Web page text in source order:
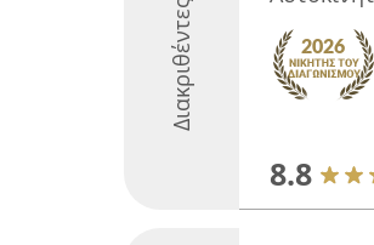
Διακριθέντες
8.8